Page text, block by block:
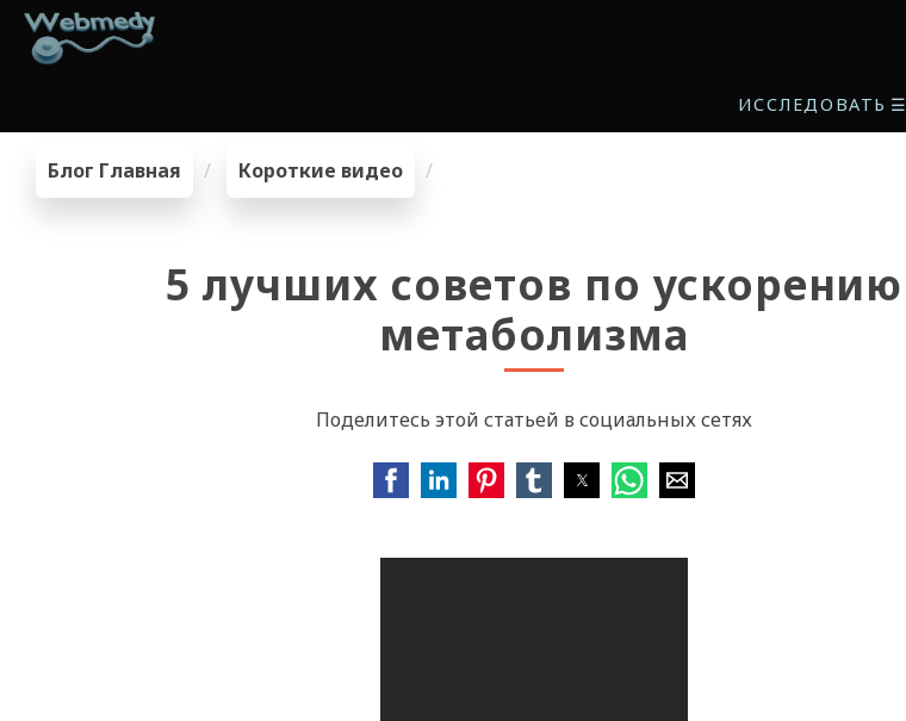
ИССЛЕДОВАТЬ ☰
Блог Главная Короткие видео
5 лучших советов по ускорению
метаболизма
Поделитесь этой статьей в социальных сетях